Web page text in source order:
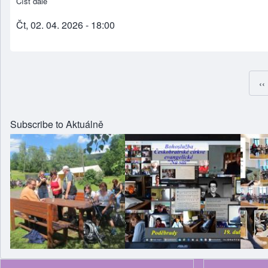
Čt, 02. 04. 2026 - 18:00
‹‹
Subscribe to Aktuálně